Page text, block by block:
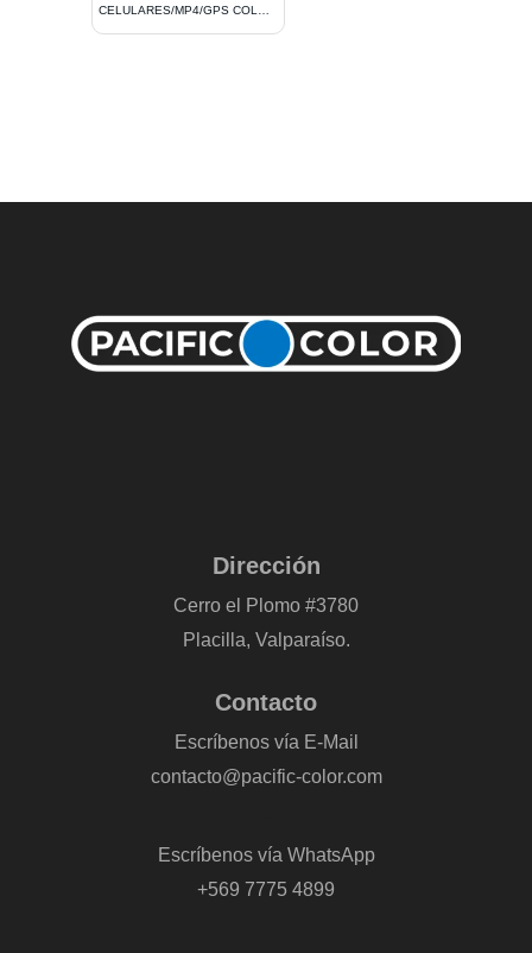
CELULARES/MP4/GPS COLOR
WHITE
Dirección
Cerro el Plomo #3780
Placilla, Valparaíso.
Contacto
Escríbenos vía E-Mail
contacto@pacific-color.com
Escríbenos vía WhatsApp
+569 7775 4899